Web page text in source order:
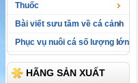
Thuốc
Bài viết sưu tầm về cá cảnh
Phục vụ nuôi cá số lượng lớn
HÃNG SẢN XUẤT